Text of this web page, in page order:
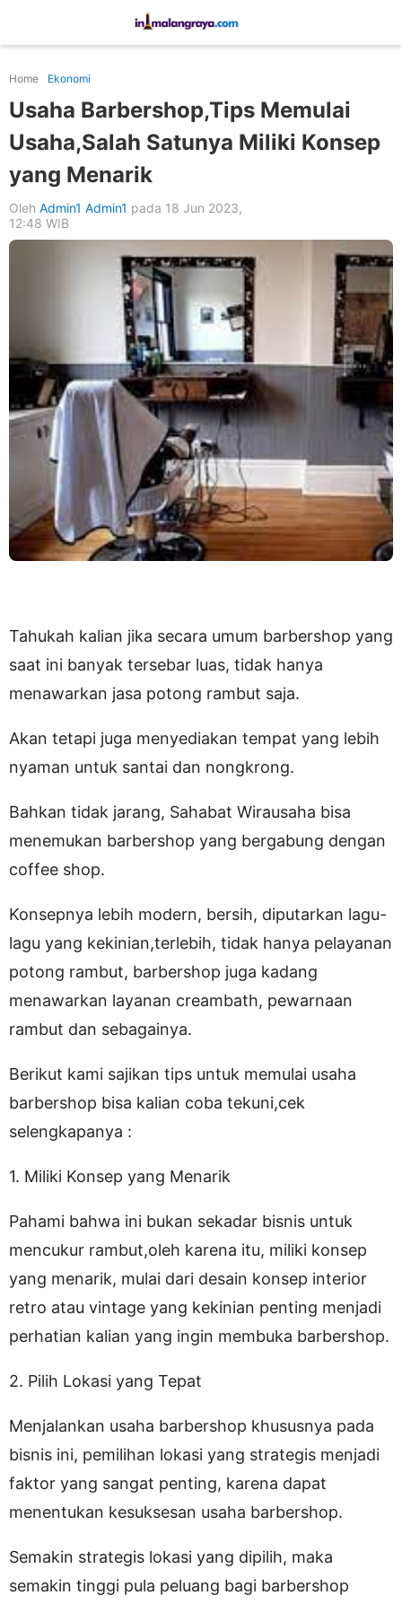
Home Ekonomi
Usaha Barbershop,Tips Memulai
Usaha,Salah Satunya Miliki Konsep
yang Menarik
Oleh Admin1 Admin1 pada 18 Jun 2023,
12:48 WIB
Tahukah kalian jika secara umum barbershop yang
saat ini banyak tersebar luas, tidak hanya
menawarkan jasa potong rambut saja.
Akan tetapi juga menyediakan tempat yang lebih
nyaman untuk santai dan nongkrong.
Bahkan tidak jarang, Sahabat Wirausaha bisa
menemukan barbershop yang bergabung dengan
coffee shop.
Konsepnya lebih modern, bersih, diputarkan lagu-
lagu yang kekinian,terlebih, tidak hanya pelayanan
potong rambut, barbershop juga kadang
menawarkan layanan creambath, pewarnaan
rambut dan sebagainya.
Berikut kami sajikan tips untuk memulai usaha
barbershop bisa kalian coba tekuni,cek
selengkapanya :
1. Miliki Konsep yang Menarik
Pahami bahwa ini bukan sekadar bisnis untuk
mencukur rambut,oleh karena itu, miliki konsep
yang menarik, mulai dari desain konsep interior
retro atau vintage yang kekinian penting menjadi
perhatian kalian yang ingin membuka barbershop.
2. Pilih Lokasi yang Tepat
Menjalankan usaha barbershop khususnya pada
bisnis ini, pemilihan lokasi yang strategis menjadi
faktor yang sangat penting, karena dapat
menentukan kesuksesan usaha barbershop.
Semakin strategis lokasi yang dipilih, maka
semakin tinggi pula peluang bagi barbershop